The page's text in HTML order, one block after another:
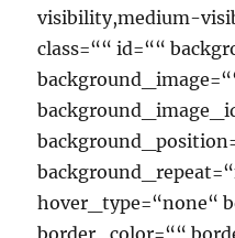
visibility,medium-
class=““ id=““
hover_type=“none“